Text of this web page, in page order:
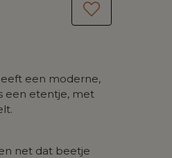
een moderne,
een etentje, met
net dat beetje